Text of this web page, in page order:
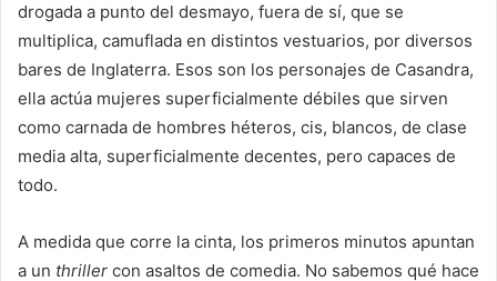
drogada a punto del desmayo, fuera de sí, que se
multiplica, camuflada en distintos vestuarios, por diversos
bares de Inglaterra. Esos son los personajes de Casandra,
ella actúa mujeres superficialmente débiles que sirven
como carnada de hombres héteros, cis, blancos, de clase
media alta, superficialmente decentes, pero capaces de
todo.
A medida que corre la cinta, los primeros minutos apuntan
a un thriller con asaltos de comedia. No sabemos qué hace